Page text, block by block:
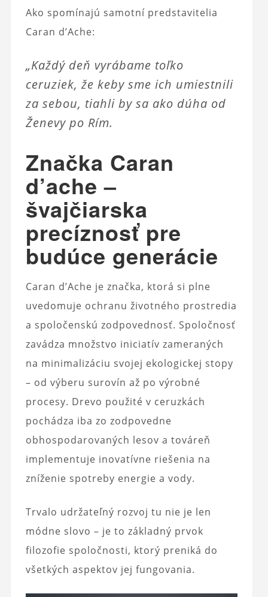
Ako spomínajú samotní predstavitelia
Caran d’Ache:
„Každý deň vyrábame toľko
ceruziek, že keby sme ich umiestnili
za sebou, tiahli by sa ako dúha od
Ženevy po Rím.
Značka Caran
d’ache –
švajčiarska
precíznosť pre
budúce generácie
Caran d’Ache je značka, ktorá si plne
uvedomuje ochranu životného prostredia
a spoločenskú zodpovednosť. Spoločnosť
zavádza množstvo iniciatív zameraných
na minimalizáciu svojej ekologickej stopy
– od výberu surovín až po výrobné
procesy. Drevo použité v ceruzkách
pochádza iba zo zodpovedne
obhospodarovaných lesov a továreň
implementuje inovatívne riešenia na
zníženie spotreby energie a vody.
Trvalo udržateľný rozvoj tu nie je len
módne slovo – je to základný prvok
filozofie spoločnosti, ktorý preniká do
všetkých aspektov jej fungovania.